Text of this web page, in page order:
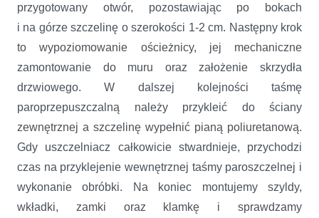
przygotowany otwór, pozostawiając po bokach
i na górze szczelinę o szerokości 1-2 cm. Następny krok
to wypoziomowanie ościeżnicy, jej mechaniczne
zamontowanie do muru oraz założenie skrzydła
drzwiowego. W dalszej kolejności taśmę
paroprzepuszczalną należy przykleić do ściany
zewnętrznej a szczelinę wypełnić pianą poliuretanową.
Gdy uszczelniacz całkowicie stwardnieje, przychodzi
czas na przyklejenie wewnętrznej taśmy paroszczelnej i
wykonanie obróbki. Na koniec montujemy szyldy,
wkładki, zamki oraz klamkę i sprawdzamy